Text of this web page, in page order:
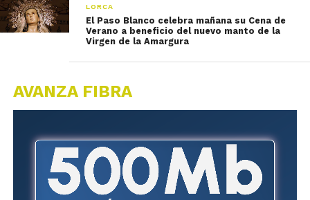
LORCA
El Paso Blanco celebra mañana su Cena de
Verano a beneficio del nuevo manto de la
Virgen de la Amargura
AVANZA FIBRA